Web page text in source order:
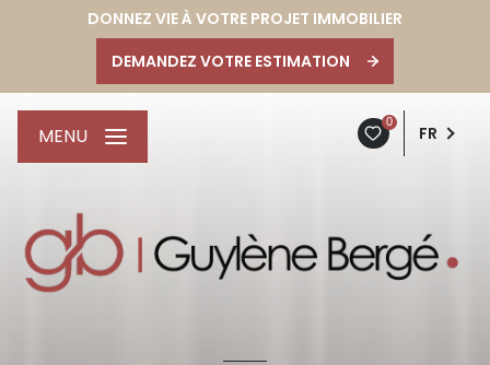
DONNEZ VIE À VOTRE PROJET IMMOBILIER
DEMANDEZ VOTRE ESTIMATION
0
FR
MENU